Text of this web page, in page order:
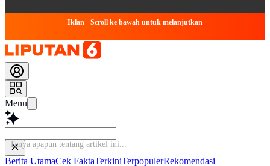
Iklan - Scroll ke bawah untuk melanjutkan
Menu
Tanya apapun ten
Berita UtamaCek FaktaTerkiniTerpopulerRekomendasi